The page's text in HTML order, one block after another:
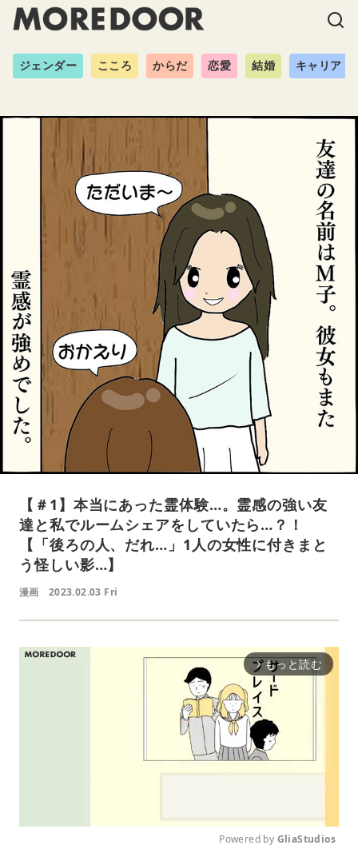
ジェンダー こころ からだ 恋愛 結婚 キャリア
【＃1】本当にあった霊体験…。霊感の強い友
達と私でルームシェアをしていたら…？！
【「後ろの人、だれ…」1人の女性に付きまと
う怪しい影…】
漫画 2023.02.03 Fri
arrow_forward_ios もっと読む
Powered by GliaStudios